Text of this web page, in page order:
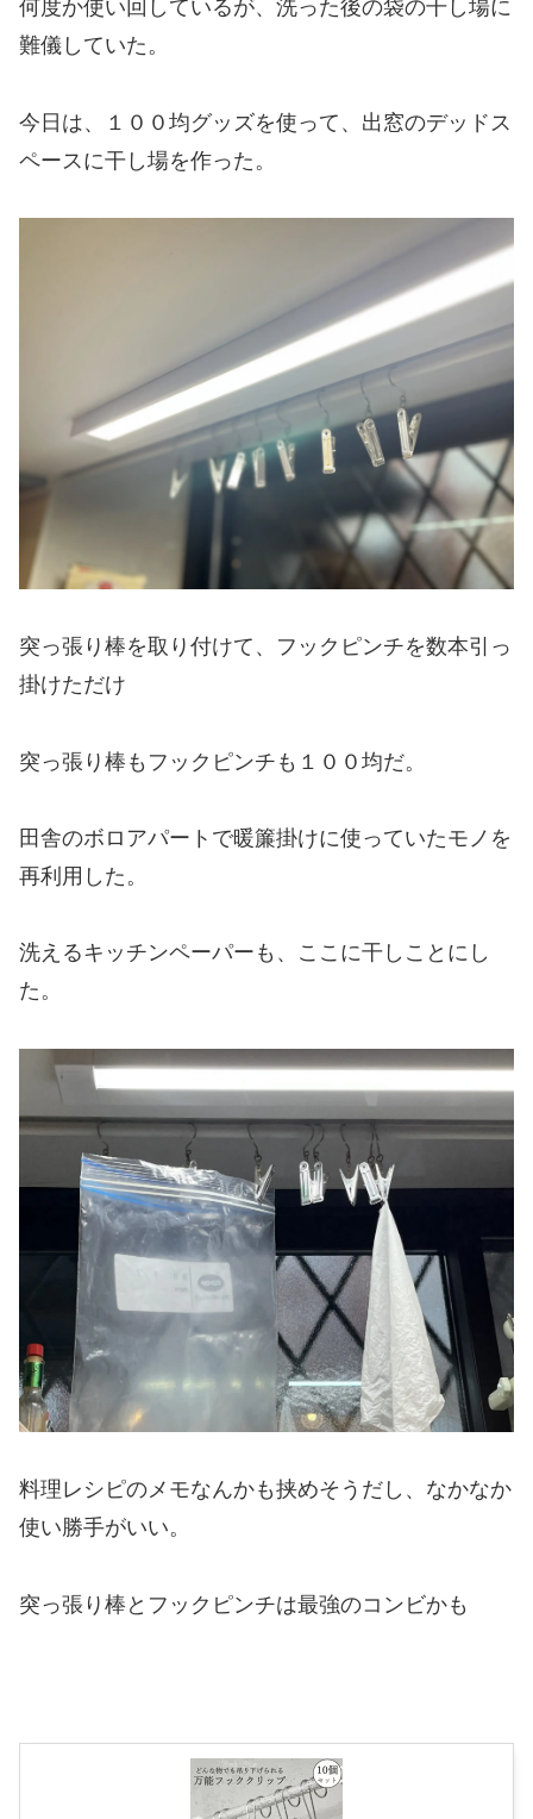
何度か使い回しているが、洗った後の袋の干し場に
難儀していた。
今日は、１００均グッズを使って、出窓のデッドス
ペースに干し場を作った。
突っ張り棒を取り付けて、フックピンチを数本引っ
掛けただけ
突っ張り棒もフックピンチも１００均だ。
田舎のボロアパートで暖簾掛けに使っていたモノを
再利用した。
洗えるキッチンペーパーも、ここに干しことにし
た。
料理レシピのメモなんかも挟めそうだし、 なかなか
使い勝手がいい。
突っ張り棒とフックピンチは最強のコンビかも